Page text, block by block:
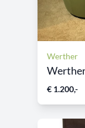
Werther
€ 1.200,-